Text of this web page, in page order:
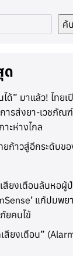
ค้
ด
ได้” มาแล้ว! ไทย
ารส่งยา-เวชภัณ
าะห่างไกล
ก้าวสู่อีกระดับขอ
สียงเตือนล้นหอผู้
แก้ปมพ
ยคนไข้
ยงเตือน”